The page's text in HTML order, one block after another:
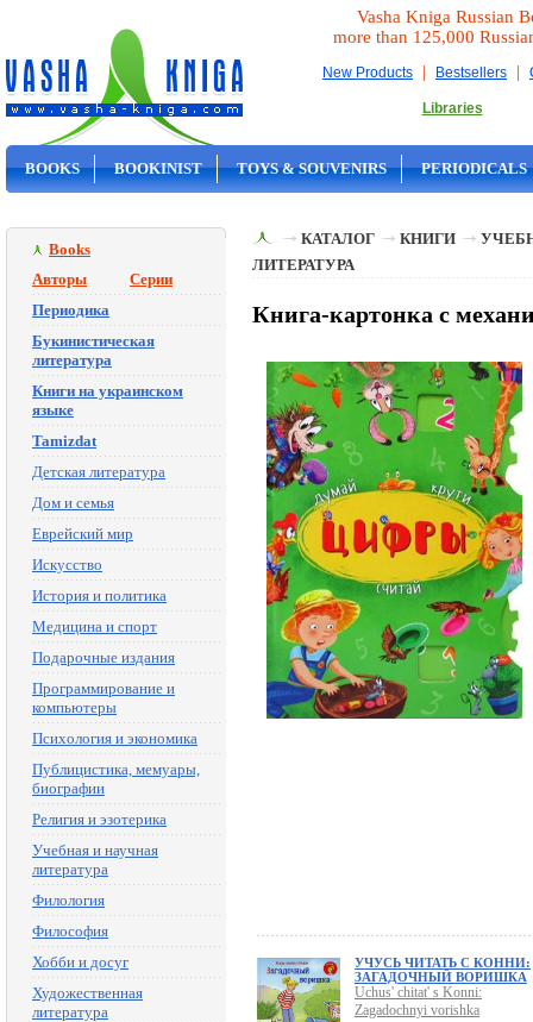
Vasha Kniga Russian
more than 125,000
New Products | Bestsellers |
Libraries
BOOKS BOOKINIST TOYS & SOUVENIRS PERIODICALS
Books
Авторы
Серии
Периодика
Букинистическая
литература
Книги на украинском
языке
Tamizdat
Детская литература
Дом и семья
Еврейский мир
Искусство
История и политика
Медицина и спорт
Подарочные издания
Программирование и
компьютеры
Психология и экономика
Публицистика, мемуары,
биографии
Религия и эзотерика
Учебная и научная
литература
Филология
Философия
Хобби и досуг
Художественная
литература
КАТАЛОГ КНИГИ
ЛИТЕРАТУРА
Книга-картонка с
УЧУСЬ ЧИТАТЬ С КОННИ:
ЗАГАДОЧНЫЙ ВОРИШКА
Uchus' chitat' s Konni:
Zagadochnyi vorishka